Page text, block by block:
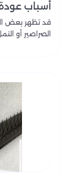
أسباب
قد تظهر بعض
الصراصير أو